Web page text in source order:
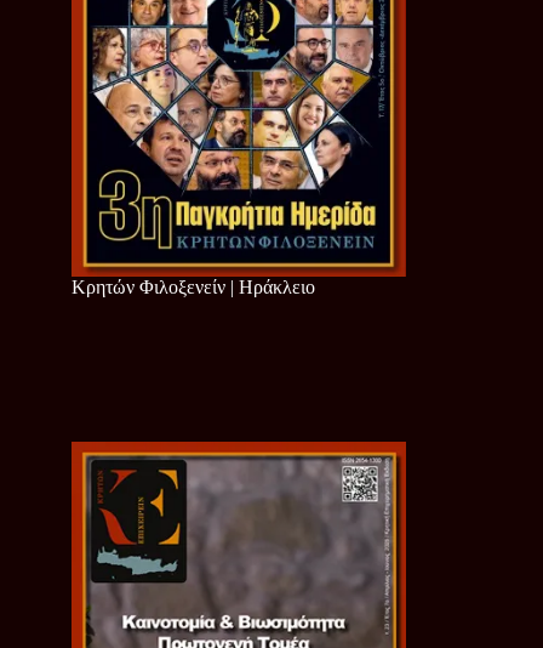
Κρητών Φιλοξενείν | Ηράκλειο